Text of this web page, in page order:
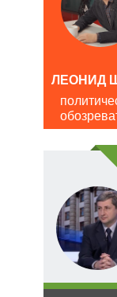
ЛЕОНИД